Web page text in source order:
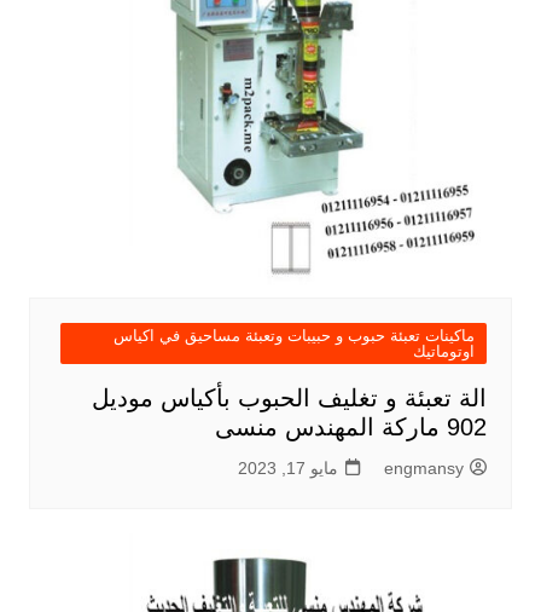
ماكينات تعبئة حبوب و حبيبات وتعبئة مساحيق في اكياس
اوتوماتيك
الة تعبئة و تغليف الحبوب بأكياس موديل
902 ماركة المهندس منسى
engmansy مايو 17, 2023